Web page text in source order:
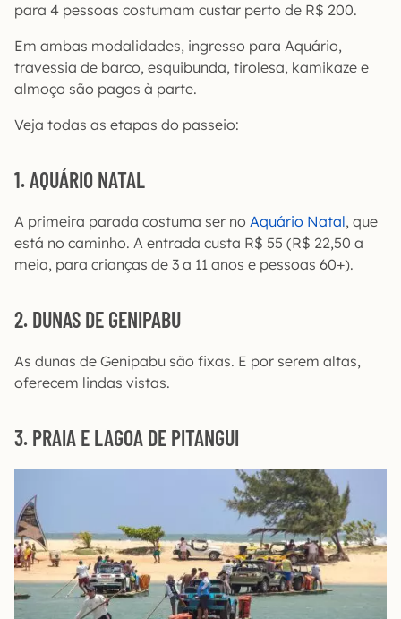
para 4 pessoas costumam custar perto de R$ 200.
Em ambas modalidades, ingresso para Aquário,
travessia de barco, esquibunda, tirolesa, kamikaze e
almoço são pagos à parte.
Veja todas as etapas do passeio:
1. AQUÁRIO NATAL
A primeira parada costuma ser no Aquário Natal, que
está no caminho. A entrada custa R$ 55 (R$ 22,50 a
meia, para crianças de 3 a 11 anos e pessoas 60+).
2. DUNAS DE GENIPABU
As dunas de Genipabu são fixas. E por serem altas,
oferecem lindas vistas.
3. PRAIA E LAGOA DE PITANGUI